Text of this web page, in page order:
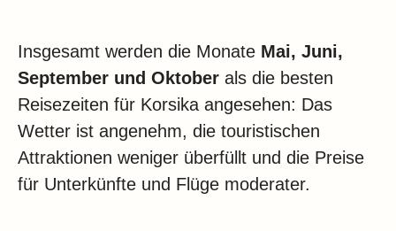
Insgesamt werden die Monate Mai, Juni,
September und Oktober als die besten
Reisezeiten für Korsika angesehen: Das
Wetter ist angenehm, die touristischen
Attraktionen weniger überfüllt und die Preise
für Unterkünfte und Flüge moderater.